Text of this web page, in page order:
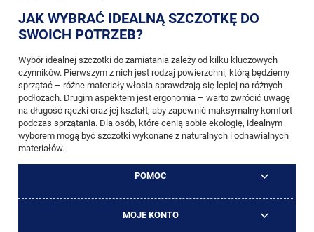
JAK WYBRAĆ IDEALNĄ SZCZOTKĘ DO
SWOICH POTRZEB?
Wybór idealnej szczotki do zamiatania zależy od kilku kluczowych
czynników. Pierwszym z nich jest rodzaj powierzchni, którą będziemy
sprzątać – różne materiały włosia sprawdzają się lepiej na różnych
podłożach. Drugim aspektem jest ergonomia – warto zwrócić uwagę
na długość rączki oraz jej kształt, aby zapewnić maksymalny komfort
podczas sprzątania. Dla osób, które cenią sobie ekologię, idealnym
wyborem mogą być szczotki wykonane z naturalnych i odnawialnych
materiałów.
POMOC
MOJE KONTO